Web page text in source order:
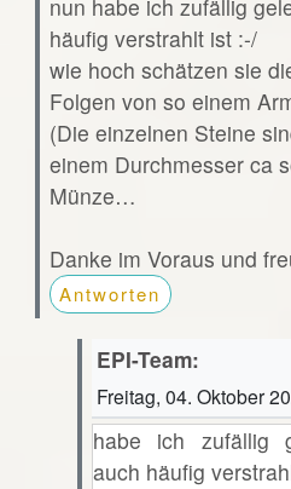
nun habe ich zufällig
häufig verstrahlt ist :-/
wie hoch schätzen sie
Folgen von so einem
(Die einzelnen Steine
einem Durchmesser ca
Münze…
Danke im Voraus und
Antworten
EPI-Team:
Freitag, 04. Oktober
habe ich zufällig
auch häufig